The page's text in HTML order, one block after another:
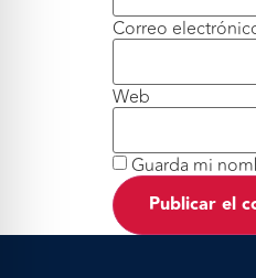
Correo
Web
Guarda mi